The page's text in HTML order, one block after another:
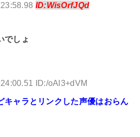
ID:WisOrfJQd
でしょ
ID:/oAl3+dVM
キャラとリンクした声優はおらん